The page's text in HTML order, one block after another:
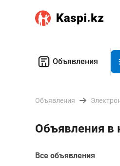
Объявления
Объявления
Объявления в
Все объявления